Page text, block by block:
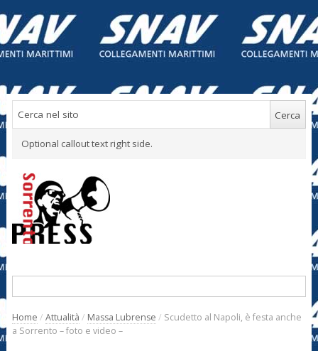
Optional callout text right side.
Home / Attualità / Massa Lubrense / Scudetto al Napoli, è festa anche
a Sorrento – foto e video –